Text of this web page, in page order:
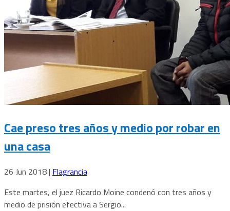
Cae preso tres años y medio por robar en
una casa
26 Jun 2018| Flagrancia
Este martes, el juez Ricardo Moine condenó con tres años y
medio de prisión efectiva a Sergio...